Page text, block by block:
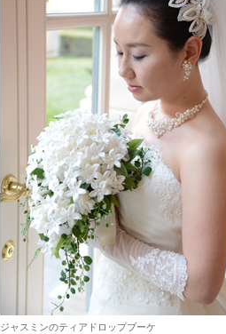
ジャスミンのティアドロップブーケ